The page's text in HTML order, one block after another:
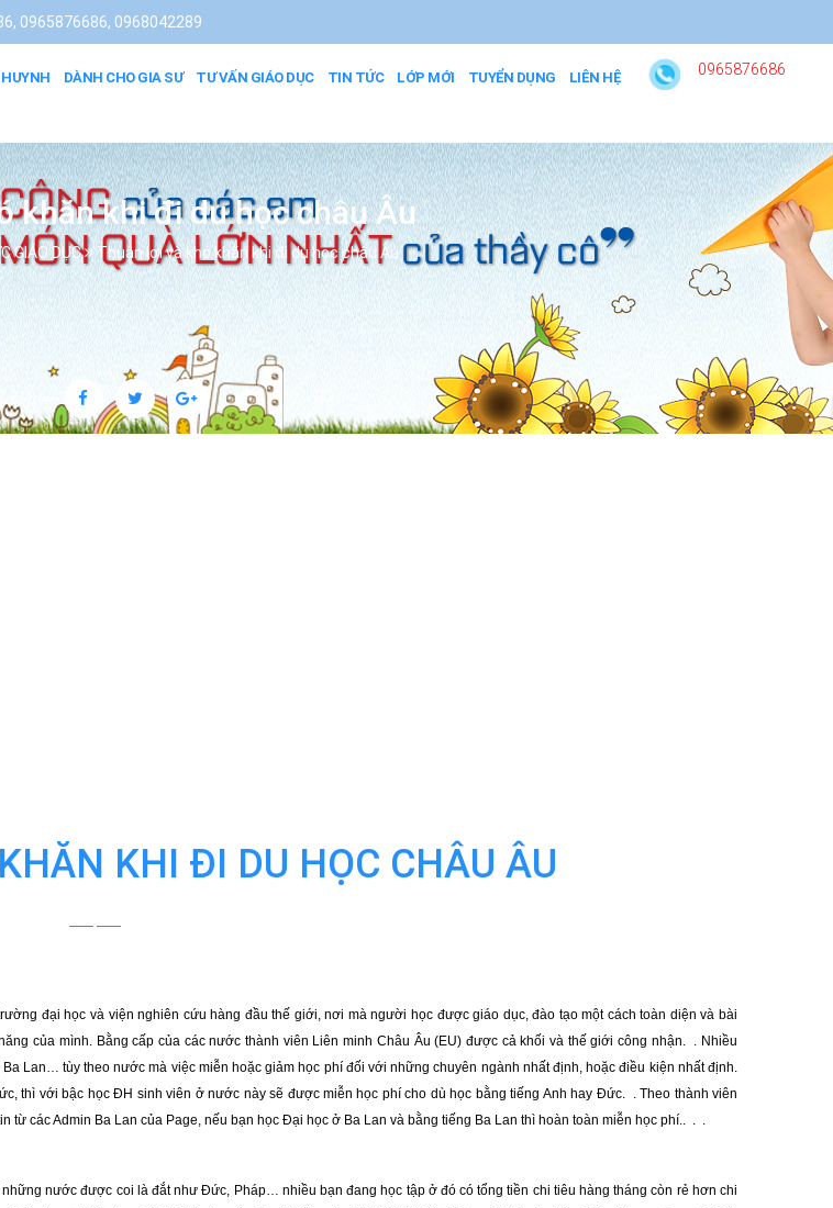
0965876686, 0968042289
DÀNH CHO GIA SƯ TƯ VẤN GIÁO DỤC TIN TỨC LỚP MỚI TUYỂN DỤNG LIÊN HỆ 0965876686
khăn khi đi du học châu Âu
GIÁO DỤC Thuận lợi và khó khăn khi đi du học châu Âu
KHI ĐI DU HỌC CHÂU ÂU
đại học và viện nghiên cứu hàng đầu thế giới, nơi mà người học được giáo dục, đào tạo một cách toàn diện và bài
của mình. Bằng cấp của các nước thành viên Liên minh Châu Âu (EU) được cả khối và thế giới công nhận. . Nhiều
Lan… tùy theo nước mà việc miễn hoặc giảm học phí đối với những chuyên ngành nhất định, hoặc điều kiện nhất định.
thì với bậc học ĐH sinh viên ở nước này sẽ được miễn học phí cho dù học bằng tiếng Anh hay Đức. . Theo thành viên
từ các Admin Ba Lan của Page, nếu bạn học Đại học ở Ba Lan và bằng tiếng Ba Lan thì hoàn toàn miễn học phí.. . .
nước được coi là đắt như Đức, Pháp… nhiều bạn đang học tập ở đó có tổng tiền chi tiêu hàng tháng còn rẻ hơn chi